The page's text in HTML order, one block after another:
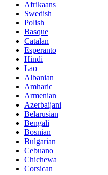
Afrikaans
Swedish
Polish
Basque
Catalan
Esperanto
Hindi
Lao
Albanian
Amharic
Armenian
Azerbaijani
Belarusian
Bengali
Bosnian
Bulgarian
Cebuano
Chichewa
Corsican